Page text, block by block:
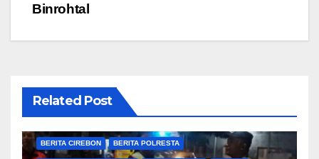
Binrohtal
Related Post
BERITA CIREBON BERITA POLRESTA